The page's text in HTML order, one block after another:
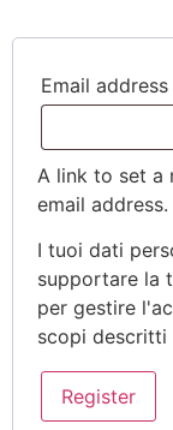
Email address
A link to set a
email address.
I tuoi dati
supportare la
per gestire
scopi descritti
Register